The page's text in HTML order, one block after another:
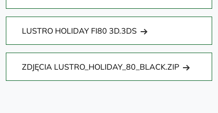
LUSTRO HOLIDAY FI80 3D.3DS
ZDJĘCIA LUSTRO_HOLIDAY_80_BLACK.ZIP